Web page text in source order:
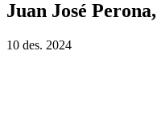
Juan José
10 des. 2024